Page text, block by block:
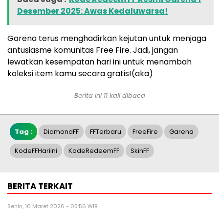
Desember 2025: Awas Kedaluwarsa!
Garena terus menghadirkan kejutan untuk menjaga
antusiasme komunitas Free Fire. Jadi, jangan
lewatkan kesempatan hari ini untuk menambah
koleksi item kamu secara gratis!(aka)
Berita ini 11 kali dibaca
Tag : DiamondFF FFTerbaru FreeFire Garena
KodeFFHariIni KodeRedeemFF SkinFF
BERITA TERKAIT
Senin, 16 Maret 2026 - 05:56 WIB